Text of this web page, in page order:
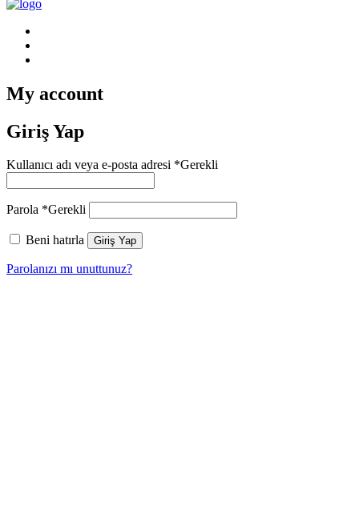
My account
Giriş Yap
Kullanıcı adı veya e-posta adresi *Gerekli
Parola *Gerekli
Beni hatırla Giriş Yap
Parolanızı mı unuttunuz?